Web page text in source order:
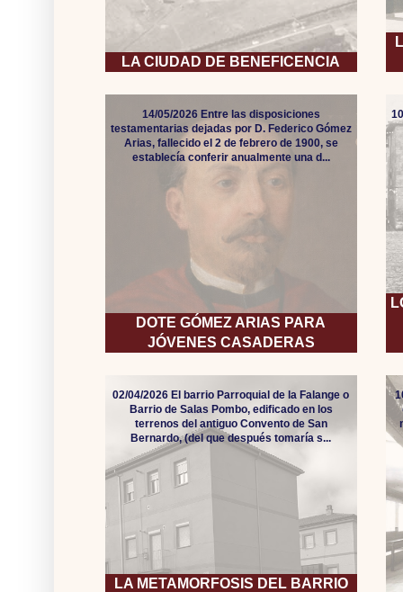
LA CIUDAD DE BENEFICENCIA
DOTE GÓMEZ ARIAS PARA
JÓVENES CASADERAS
14/05/2026 Entre las disposiciones
testamentarias dejadas por D. Federico Gómez
Arias, fallecido el 2 de febrero de 1900, se
establecía conferir anualmente una d...
LA METAMORFOSIS DEL BARRIO
02/04/2026 El barrio Parroquial de la Falange o
Barrio de Salas Pombo, edificado en los
terrenos del antiguo Convento de San
Bernardo, (del que después tomaría s...